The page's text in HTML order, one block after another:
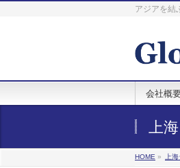
アジアを結
会社概
上
HOME » 上